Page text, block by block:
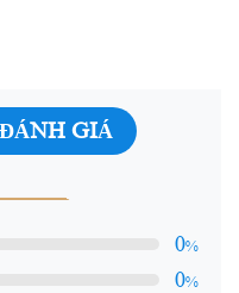
GIÁ
0%
0%